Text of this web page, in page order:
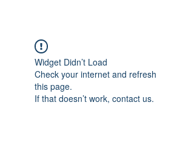
Widget Didn’t Load
Check your internet and refresh
this page.
If that doesn’t work, contact us.